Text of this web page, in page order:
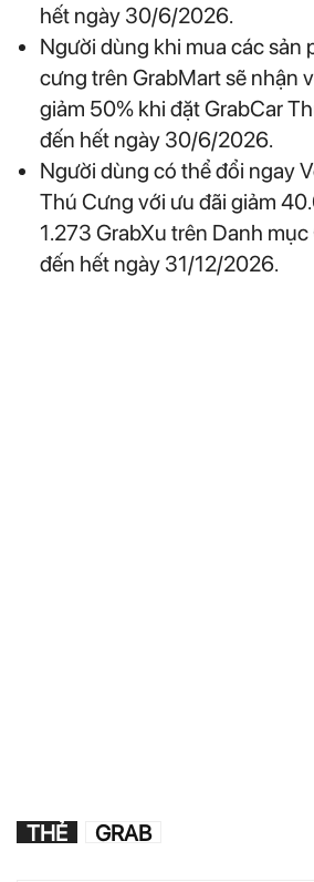
hết ngày 30/6/2026.
Người dùng khi mua các sản
cưng trên GrabMart sẽ nhận
giảm 50% khi đặt GrabCar
đến hết ngày 30/6/2026.
Người dùng có thể đổi ngay
Thú Cưng với ưu đãi giảm
1.273 GrabXu trên Danh
đến hết ngày 31/12/2026.
THẺ GRAB